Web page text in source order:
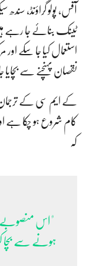
آفس، پولو گراؤنڈ،
ٹینک بنائے جا رہے
استعمال کیا جا سکے اور
نقصان پہنچنے سے بچایا
کے ایم سی کے
کام شروع ہو چکا ہے
کہ
"اس منصوبے
ہونے سے بچا